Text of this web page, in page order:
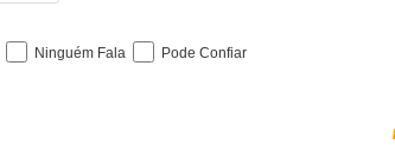
l
Ninguém Fala Pode Confiar